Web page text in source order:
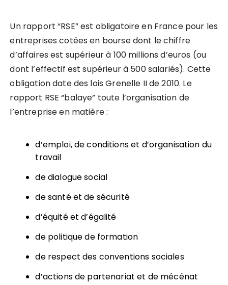
Un rapport “RSE” est obligatoire en France pour les
entreprises cotées en bourse dont le chiffre
d’affaires est supérieur à 100 millions d’euros (ou
dont l’effectif est supérieur à 500 salariés). Cette
obligation date des lois Grenelle II de 2010. Le
rapport RSE “balaye” toute l’organisation de
l’entreprise en matière :
d’emploi, de conditions et d’organisation du
travail
de dialogue social
de santé et de sécurité
d’équité et d’égalité
de politique de formation
de respect des conventions sociales
d’actions de partenariat et de mécénat